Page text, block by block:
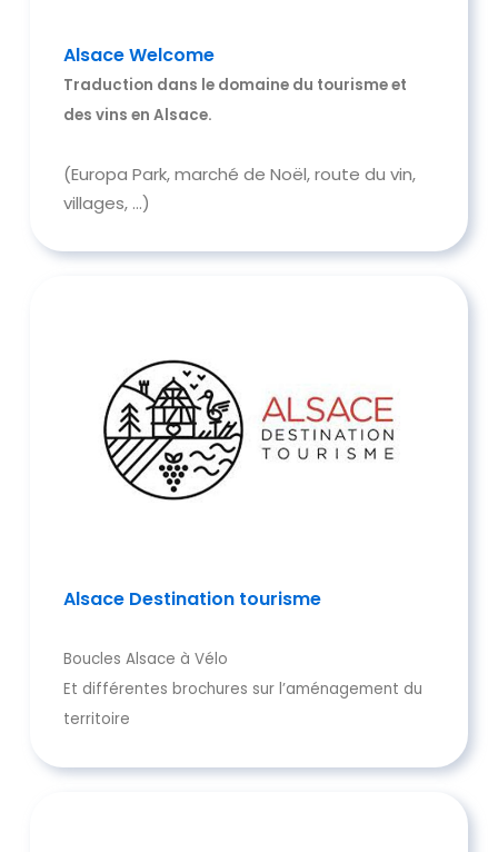
Alsace Welcome
Traduction dans le domaine du tourisme et
des vins en Alsace.
(Europa Park, marché de Noël, route du vin,
villages, …)
Alsace Destination tourisme
Boucles Alsace à Vélo
Et différentes brochures sur l’aménagement du
territoire